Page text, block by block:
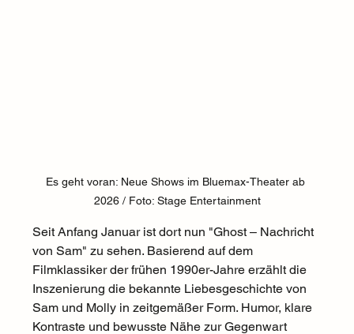
Es geht voran: Neue Shows im Bluemax-Theater ab
2026 / Foto: Stage Entertainment
Seit Anfang Januar ist dort nun "Ghost – Nachricht
von Sam" zu sehen. Basierend auf dem
Filmklassiker der frühen 1990er-Jahre erzählt die
Inszenierung die bekannte Liebesgeschichte von
Sam und Molly in zeitgemäßer Form. Humor, klare
Kontraste und bewusste Nähe zur Gegenwart